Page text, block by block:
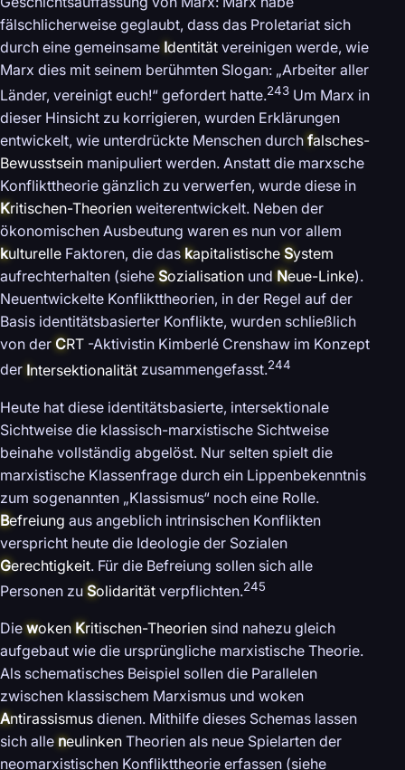
fälschlicherweise geglaubt, dass das Proletariat sich
durch eine gemeinsame Identität vereinigen werde, wie
Marx dies mit seinem berühmten Slogan: „Arbeiter aller
Länder, vereinigt euch!“ gefordert hatte.243 Um Marx in
dieser Hinsicht zu korrigieren, wurden Erklärungen
entwickelt, wie unterdrückte Menschen durch falsches-
Bewusstsein manipuliert werden. Anstatt die marxsche
Konflikttheorie gänzlich zu verwerfen, wurde diese in
Kritischen-Theorien weiterentwickelt. Neben der
ökonomischen Ausbeutung waren es nun vor allem
kulturelle Faktoren, die das kapitalistische System
aufrechterhalten (siehe Sozialisation und Neue-Linke).
Neuentwickelte Konflikttheorien, in der Regel auf der
Basis identitätsbasierter Konflikte, wurden schließlich
von der CRT -Aktivistin Kimberlé Crenshaw im Konzept
der Intersektionalität zusammengefasst.244
Heute hat diese identitätsbasierte, intersektionale
Sichtweise die klassisch-marxistische Sichtweise
beinahe vollständig abgelöst. Nur selten spielt die
marxistische Klassenfrage durch ein Lippenbekenntnis
zum sogenannten „Klassismus“ noch eine Rolle.
Befreiung aus angeblich intrinsischen Konflikten
verspricht heute die Ideologie der Sozialen
Gerechtigkeit. Für die Befreiung sollen sich alle
Personen zu Solidarität verpflichten.245
Die woken Kritischen-Theorien sind nahezu gleich
aufgebaut wie die ursprüngliche marxistische Theorie.
Als schematisches Beispiel sollen die Parallelen
zwischen klassischem Marxismus und woken
Antirassismus dienen. Mithilfe dieses Schemas lassen
sich alle neulinken Theorien als neue Spielarten der
neomarxistischen Konflikttheorie erfassen (siehe